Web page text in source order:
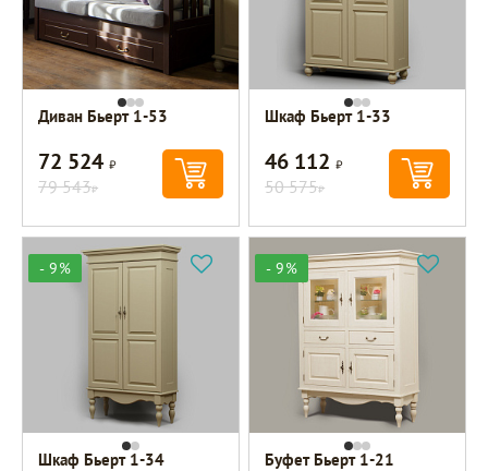
Диван Бьерт 1-53
72 524Р
79 543Р
Шкаф Бьерт 1-33
46 112Р
50 575Р
- 9%
Шкаф Бьерт 1-34
- 9%
Буфет Бьерт 1-21